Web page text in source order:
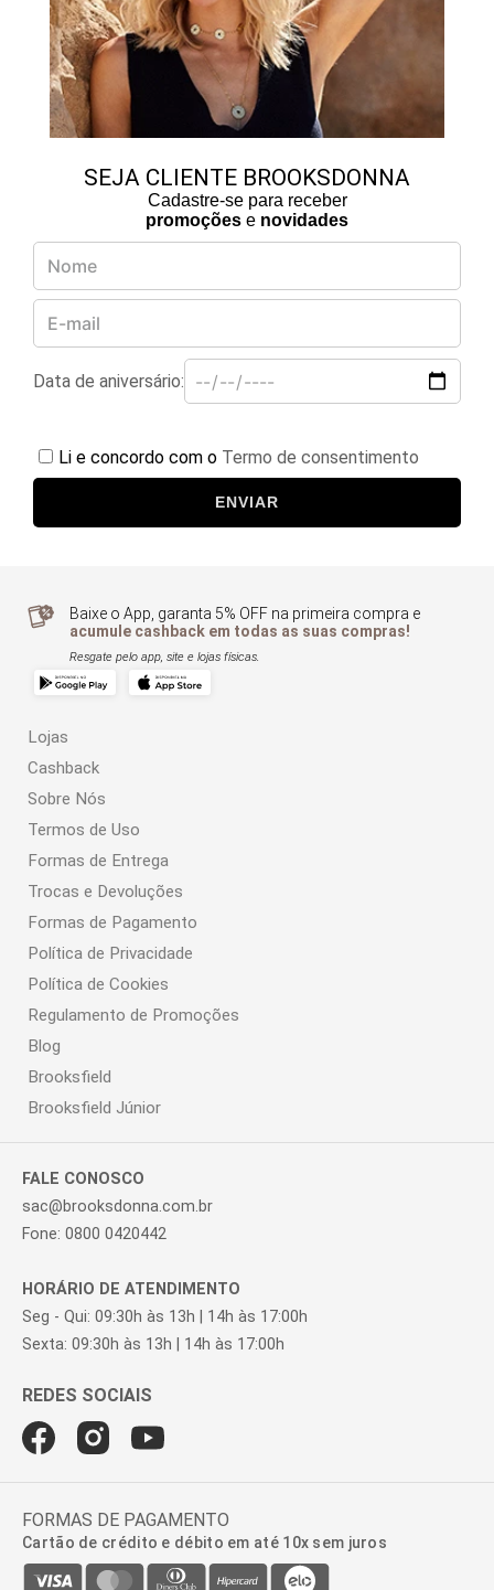
SEJA CLIENTE BROOKSDONNA
Cadastre-se para receber
promoções e novidades
Data de aniversário:
Li e concordo com o Termo de consentimento
ENVIAR
Baixe o App, garanta 5% OFF na primeira compra e
acumule cashback em todas as suas compras!
Resgate pelo app, site e lojas físicas.
Lojas
Cashback
Sobre Nós
Termos de Uso
Formas de Entrega
Trocas e Devoluções
Formas de Pagamento
Política de Privacidade
Política de Cookies
Regulamento de Promoções
Blog
Brooksfield
Brooksfield Júnior
FALE CONOSCO
sac@brooksdonna.com.br
Fone: 0800 0420442
HORÁRIO DE ATENDIMENTO
Seg - Qui: 09:30h às 13h | 14h às 17:00h
Sexta: 09:30h às 13h | 14h às 17:00h
FORMAS DE PAGAMENTO
Cartão de crédito e débito em até 10x sem juros